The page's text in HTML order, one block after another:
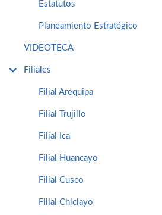
Estatutos
Planeamiento Estratégico
VIDEOTECA
Filiales
Filial Arequipa
Filial Trujillo
Filial Ica
Filial Huancayo
Filial Cusco
Filial Chiclayo